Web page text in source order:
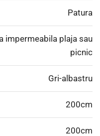
Patura
impermeabila plaja sau
picnic
Gri-albastru
200cm
200cm